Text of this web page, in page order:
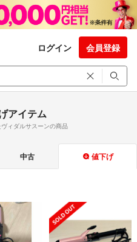
ログイン 会員登録
アイテム
ィダルサスーンの商品
中古 値下げ